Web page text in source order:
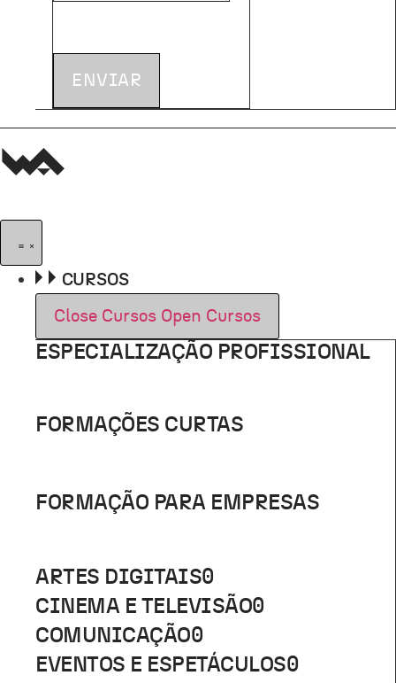
ENVIAR
CURSOS
Close Cursos Open Cursos
ESPECIALIZAÇÃO PROFISSIONAL
FORMAÇÕES CURTAS
FORMAÇÃO PARA EMPRESAS
ARTES DIGITAIS0
CINEMA E TELEVISÃO0
COMUNICAÇÃO0
EVENTOS E ESPETÁCULOS0